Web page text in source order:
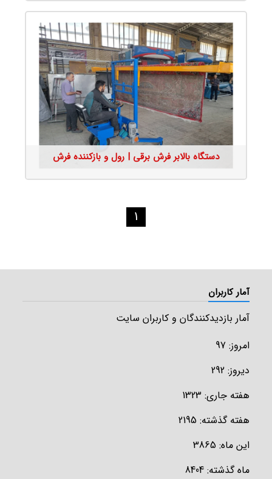
جزئیات محصول
دستگاه بالابر فرش برقی | رول و بازکننده فرش
1
آمار کاربران
آمار بازدیدکنندگان و کاربران سایت
امروز: 97
دیروز: 292
هفته جاری: 1323
هفته گذشته: 2195
این ماه: 3865
ماه گذشته: 8404